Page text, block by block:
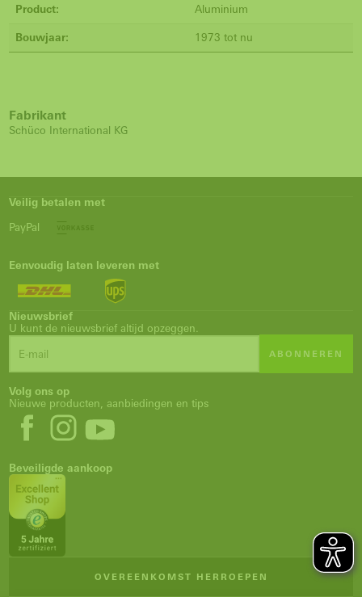
Product: Aluminium
Bouwjaar: 1973 tot nu
Fabrikant
Schüco International KG
Veilig betalen met
PayPal
Eenvoudig laten leveren met
Nieuwsbrief
U kunt de nieuwsbrief altijd opzeggen.
ABONNEREN
Volg ons op
Nieuwe producten, aanbiedingen en tips
Beveiligde aankoop
OVEREENKOMST HERROEPEN